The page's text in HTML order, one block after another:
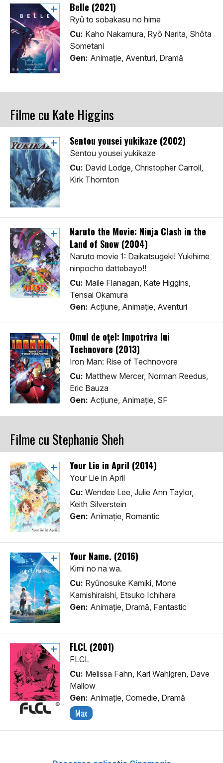
Belle (2021)
Ryû to sobakasu no hime
Cu: Kaho Nakamura, Ryô Narita, Shôta
Sometani
Gen: Animaţie, Aventuri, Dramă
Filme cu Kate Higgins
Sentou yousei yukikaze (2002)
Sentou yousei yukikaze
Cu: David Lodge, Christopher Carroll,
Kirk Thornton
Naruto the Movie: Ninja Clash in the
Land of Snow (2004)
Naruto movie 1: Daikatsugeki! Yukihime
ninpocho dattebayo!!
Cu: Maile Flanagan, Kate Higgins,
Tensai Okamura
Gen: Acţiune, Animaţie, Aventuri
Omul de oţel: Împotriva lui
Technovore (2013)
Iron Man: Rise of Technovore
Cu: Matthew Mercer, Norman Reedus,
Eric Bauza
Gen: Acţiune, Animaţie, SF
Filme cu Stephanie Sheh
Your Lie in April (2014)
Your Lie in April
Cu: Wendee Lee, Julie Ann Taylor,
Keith Silverstein
Gen: Animaţie, Romantic
Your Name. (2016)
Kimi no na wa.
Cu: Ryûnosuke Kamiki, Mone
Kamishiraishi, Etsuko Ichihara
Gen: Animaţie, Dramă, Fantastic
FLCL (2001)
FLCL
Cu: Melissa Fahn, Kari Wahlgren, Dave
Mallow
Gen: Animaţie, Comedie, Dramă
Max